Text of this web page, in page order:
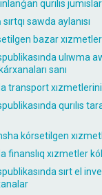
qurılıs
sawda aylanısı
bazar
ulıwma
sanı
transport
qurılıs
kórsetilgen
finanslıq xızmetler
sırt el